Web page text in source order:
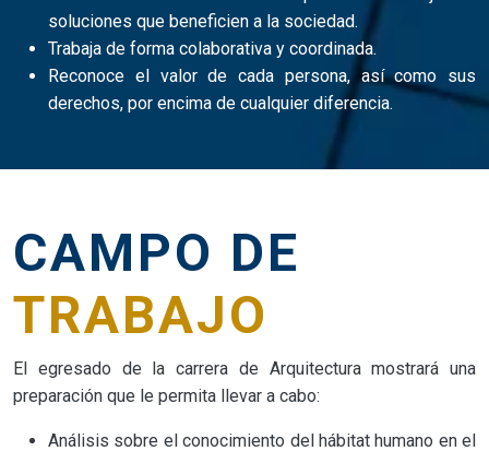
soluciones que beneficien a la sociedad.
Trabaja de forma colaborativa y coordinada.
Reconoce el valor de cada persona, así como sus
derechos, por encima de cualquier diferencia.
CAMPO DE
TRABAJO
El egresado de la carrera de Arquitectura mostrará una
preparación que le permita llevar a cabo:
Análisis sobre el conocimiento del hábitat humano en el